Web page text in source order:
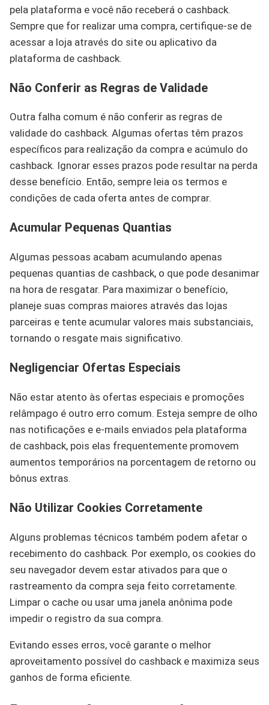
pela plataforma e você não receberá o cashback.
Sempre que for realizar uma compra, certifique-se de
acessar a loja através do site ou aplicativo da
plataforma de cashback.
Não Conferir as Regras de Validade
Outra falha comum é não conferir as regras de
validade do cashback. Algumas ofertas têm prazos
específicos para realização da compra e acúmulo do
cashback. Ignorar esses prazos pode resultar na perda
desse benefício. Então, sempre leia os termos e
condições de cada oferta antes de comprar.
Acumular Pequenas Quantias
Algumas pessoas acabam acumulando apenas
pequenas quantias de cashback, o que pode desanimar
na hora de resgatar. Para maximizar o benefício,
planeje suas compras maiores através das lojas
parceiras e tente acumular valores mais substanciais,
tornando o resgate mais significativo.
Negligenciar Ofertas Especiais
Não estar atento às ofertas especiais e promoções
relâmpago é outro erro comum. Esteja sempre de olho
nas notificações e e-mails enviados pela plataforma
de cashback, pois elas frequentemente promovem
aumentos temporários na porcentagem de retorno ou
bônus extras.
Não Utilizar Cookies Corretamente
Alguns problemas técnicos também podem afetar o
recebimento do cashback. Por exemplo, os cookies do
seu navegador devem estar ativados para que o
rastreamento da compra seja feito corretamente.
Limpar o cache ou usar uma janela anônima pode
impedir o registro da sua compra.
Evitando esses erros, você garante o melhor
aproveitamento possível do cashback e maximiza seus
ganhos de forma eficiente.